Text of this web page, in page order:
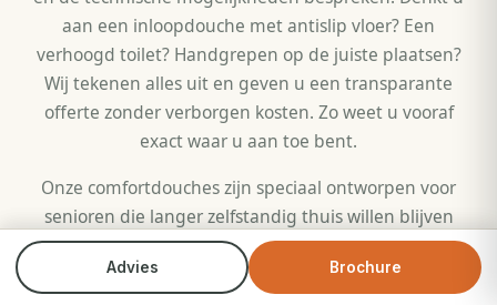
Advies Brochure
aan een inloopdouche met antislip vloer? Een
verhoogd toilet? Handgrepen op de juiste plaatsen?
Wij tekenen alles uit en geven u een transparante
offerte zonder verborgen kosten. Zo weet u vooraf
exact waar u aan toe bent.
Onze comfortdouches zijn speciaal ontworpen voor
senioren die langer zelfstandig thuis willen blijven
wonen in Diest. De lage instap van slechts 3
centimeter maakt het verschil: geen gevaarlijke
Bel direct Brochure